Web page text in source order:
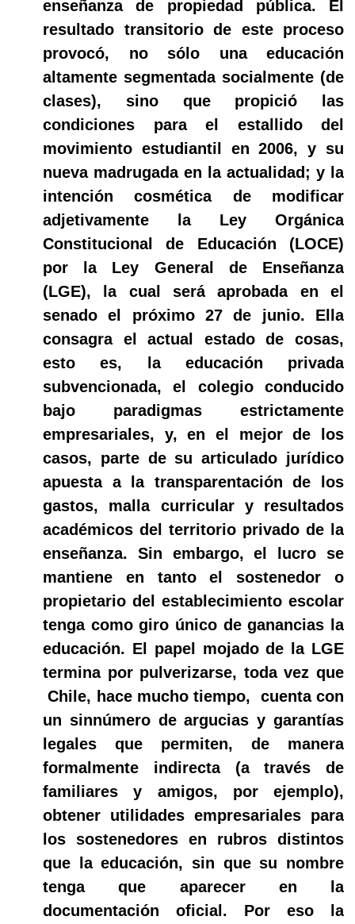
enseñanza de propiedad pública. El
resultado transitorio de este proceso
provocó, no sólo una educación
altamente segmentada socialmente (de
clases), sino que propició las
condiciones para el estallido del
movimiento estudiantil en 2006, y su
nueva madrugada en la actualidad; y la
intención cosmética de modificar
adjetivamente la Ley Orgánica
Constitucional de Educación (LOCE)
por la Ley General de Enseñanza
(LGE), la cual será aprobada en el
senado el próximo 27 de junio. Ella
consagra el actual estado de cosas,
esto es, la educación privada
subvencionada, el colegio conducido
bajo paradigmas estrictamente
empresariales, y, en el mejor de los
casos, parte de su articulado jurídico
apuesta a la transparentación de los
gastos, malla curricular y resultados
académicos del territorio privado de la
enseñanza. Sin embargo, el lucro se
mantiene en tanto el sostenedor o
propietario del establecimiento escolar
tenga como giro único de ganancias la
educación. El papel mojado de la LGE
termina por pulverizarse, toda vez que
Chile, hace mucho tiempo,
cuenta con
un sinnúmero de argucias y garantías
legales que permiten, de manera
formalmente indirecta (a través de
familiares y amigos, por ejemplo),
obtener utilidades empresariales para
los sostenedores en rubros distintos
que la educación, sin que su nombre
tenga que aparecer en la
documentación oficial. Por eso la